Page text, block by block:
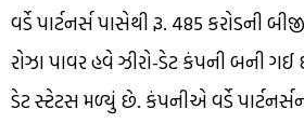
વર્ડે પાર્ટનર્સ પાસેથી રૂ. 485 કરોડની
રોઝા પાવર હવે ઝીરો-ડેટ કંપની બની ગઈ
ડેટ સ્ટેટસ મળ્યું છે. કંપનીએ વર્ડે